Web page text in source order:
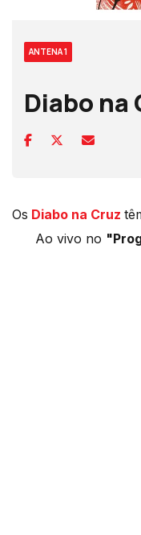
ANTENA 1
Diabo na
Os Diabo na Cruz
Ao vivo no